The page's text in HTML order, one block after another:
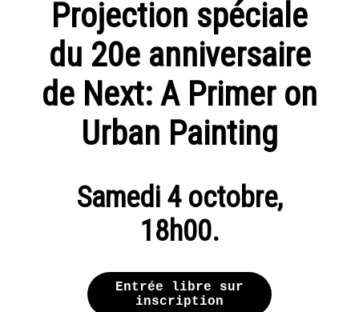
artistes
Expositions
actions
Fondation
Actualités
AGENDA
LA LIBRAIRIE DU JOUR
LE POINT D’IRONIE
CHESNIER
ETIENNE
FLEURIEU
EN
Projection spéciale
du 20e anniversaire
de Next: A Primer on
Urban Painting
Samedi 4 octobre,
18h00.
Entrée libre sur
inscription